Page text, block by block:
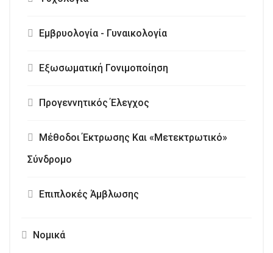
Θεολογικά
Πατερικά
Σύγχρονα
Ιατρικά
Ψυχολογία
Εμβρυολογία - Γυναικολογία
Εξωσωματική Γονιμοποίηση